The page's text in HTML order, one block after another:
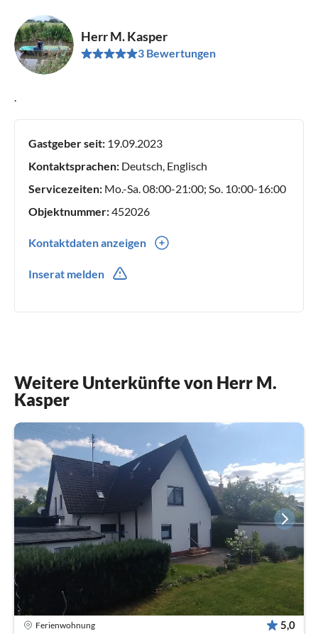
Herr M. Kasper
3 Bewertungen
Gastgeber seit: 19.09.2023
Kontaktsprachen: Deutsch, Englisch
Servicezeiten: Mo.-Sa. 08:00-21:00; So. 10:00-16:00
Objektnummer:452026
Kontaktdaten anzeigen
Inserat melden
Weitere Unterkünfte von Herr M.
Kasper
Ferienwohnung 5,0